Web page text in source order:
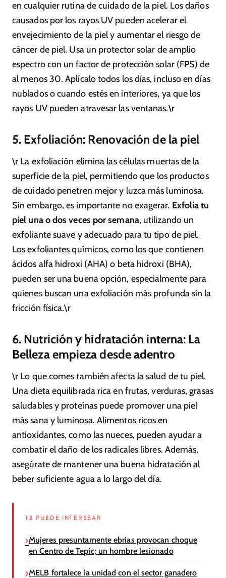
en cualquier rutina de cuidado de la piel. Los daños
causados por los rayos UV pueden acelerar el
envejecimiento de la piel y aumentar el riesgo de
cáncer de piel. Usa un protector solar de amplio
espectro con un factor de protección solar (FPS) de
al menos 30. Aplícalo todos los días, incluso en días
nublados o cuando estés en interiores, ya que los
rayos UV pueden atravesar las ventanas.\r
5. Exfoliación: Renovación de la piel
\r La exfoliación elimina las células muertas de la
superficie de la piel, permitiendo que los productos
de cuidado penetren mejor y luzca más luminosa.
Sin embargo, es importante no exagerar. Exfolia tu
piel una o dos veces por semana, utilizando un
exfoliante suave y adecuado para tu tipo de piel.
Los exfoliantes químicos, como los que contienen
ácidos alfa hidroxi (AHA) o beta hidroxi (BHA),
pueden ser una buena opción, especialmente para
quienes buscan una exfoliación más profunda sin la
fricción física.\r
6. Nutrición y hidratación interna: La
Belleza empieza desde adentro
\r Lo que comes también afecta la salud de tu piel.
Una dieta equilibrada rica en frutas, verduras, grasas
saludables y proteínas puede promover una piel
más sana y luminosa. Alimentos ricos en
antioxidantes, como las nueces, pueden ayudar a
combatir el daño de los radicales libres. Además,
asegúrate de mantener una buena hidratación al
beber suficiente agua a lo largo del día.
TE PUEDE INTERESAR
Mujeres presuntamente ebrias provocan choque
en Centro de Tepic; un hombre lesionado
MELB fortalece la unidad con el sector ganadero